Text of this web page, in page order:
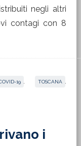
negli altri
contagi con 8
19 TOSCANA
i